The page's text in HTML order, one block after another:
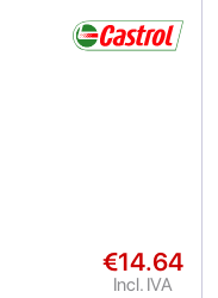
€14.64
Incl. IVA